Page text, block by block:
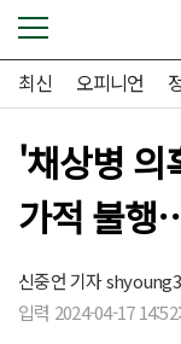
최신 오피니언
'채상병 의
가적 불행
신중언 기자
입력 2024-04-17